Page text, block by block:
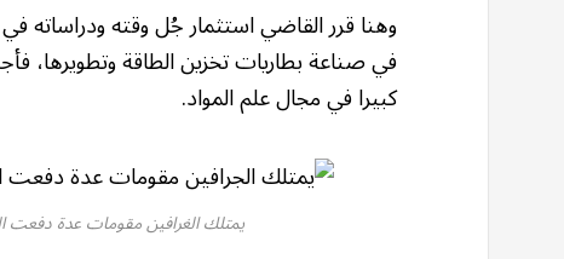
وهنا قرر القاضي استثمار جُل وقته ودراساته
في صناعة بطاريات تخزين الطاقة وتطويرها،
كبيرا في مجال علم المواد.
يمتلك الغرافين مقومات عدة دفعت